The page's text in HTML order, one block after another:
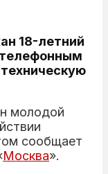
18-летний
молодой
сообщает
Москва».